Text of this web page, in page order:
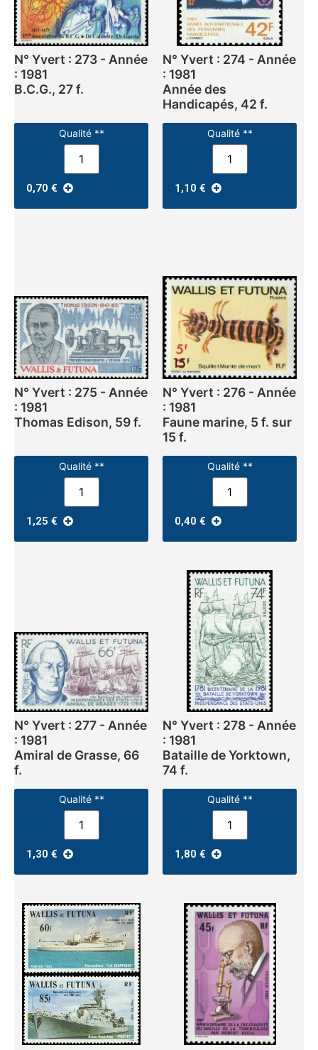
N° Yvert : 273 - Année
: 1981
B.C.G., 27 f.
Qualité **
0,70 €
N° Yvert : 274 - Année
: 1981
Année des
Handicapés, 42 f.
Qualité **
1,10 €
N° Yvert : 275 - Année
: 1981
Thomas Edison, 59 f.
Qualité **
1,25 €
N° Yvert : 276 - Année
: 1981
Faune marine, 5 f. sur
15 f.
Qualité **
0,40 €
N° Yvert : 277 - Année
: 1981
Amiral de Grasse, 66
f.
Qualité **
1,30 €
N° Yvert : 278 - Année
: 1981
Bataille de Yorktown,
74 f.
Qualité **
1,80 €